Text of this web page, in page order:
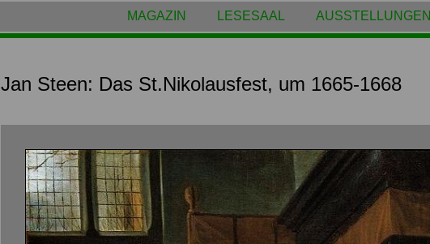
MAGAZIN LESESAAL AUSSTELLUNGEN
Jan Steen: Das St.Nikolausfest, um 1665-1668